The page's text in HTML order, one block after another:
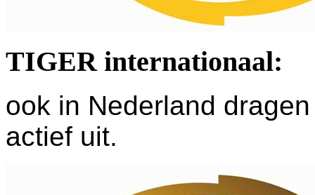
TIGER internationaal:
ook in Nederland
actief uit.